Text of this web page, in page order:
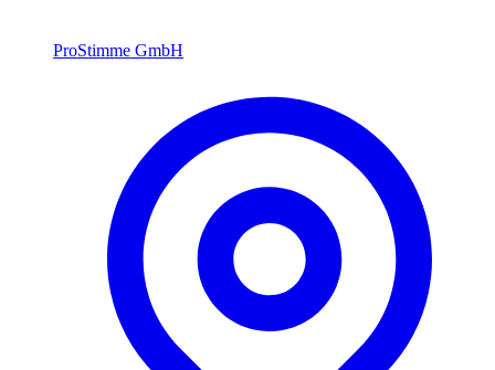
ProStimme GmbH